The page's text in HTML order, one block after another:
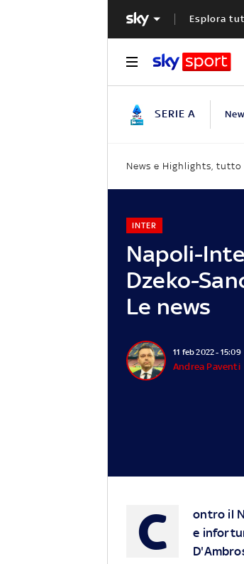
Esplora
SERIE A
News e Highlights, tutto
Napoli-
Dzeko-
Le news
INTER
11 feb 2022 - 15:09
Andrea Paventi
C
ontro il
e